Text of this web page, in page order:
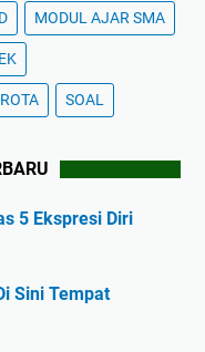
MODUL AJAR SMA
SOAL
5 Ekspresi Diri
Sini Tempat